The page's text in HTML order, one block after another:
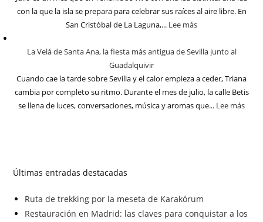
con la que la isla se prepara para celebrar sus raíces al aire libre. En
San Cristóbal de La Laguna,... Lee más
La Velá de Santa Ana, la fiesta más antigua de Sevilla junto al
Guadalquivir
Cuando cae la tarde sobre Sevilla y el calor empieza a ceder, Triana
cambia por completo su ritmo. Durante el mes de julio, la calle Betis
se llena de luces, conversaciones, música y aromas que... Lee más
Últimas entradas destacadas
Ruta de trekking por la meseta de Karakórum
Restauración en Madrid: las claves para conquistar a los